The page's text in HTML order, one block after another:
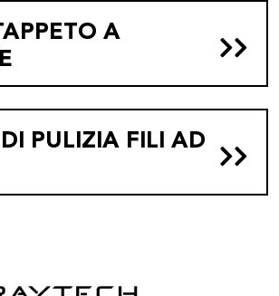
A
PULIZIA FILI AD